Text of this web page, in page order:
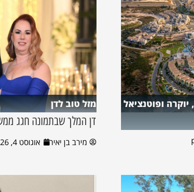
ופוטנציאל
מזל טוב לדן
דן המלך שבתמונה חגג
מירב בן יאיר אוגוסט 4, 2026